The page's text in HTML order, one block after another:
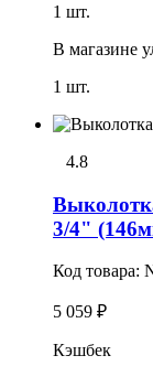
1 шт.
В магазине
1 шт.
4.8
3/4"
Код товара:
5 059 ₽
Кэшбек